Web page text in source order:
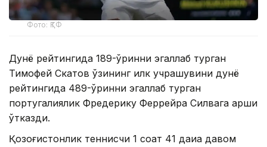
Фото: ҚТФ
Дунё рейтингида 189-ўринни эгаллаб турган
Тимофей Скатов ўзининг илк учрашувини дунё
рейтингида 489-ўринни эгаллаб турган
португалиялик Фредерику Феррейра Силвага қарши
ўтказди.
Қозоғистонлик теннисчи 1 соат 41 дақиқа давом